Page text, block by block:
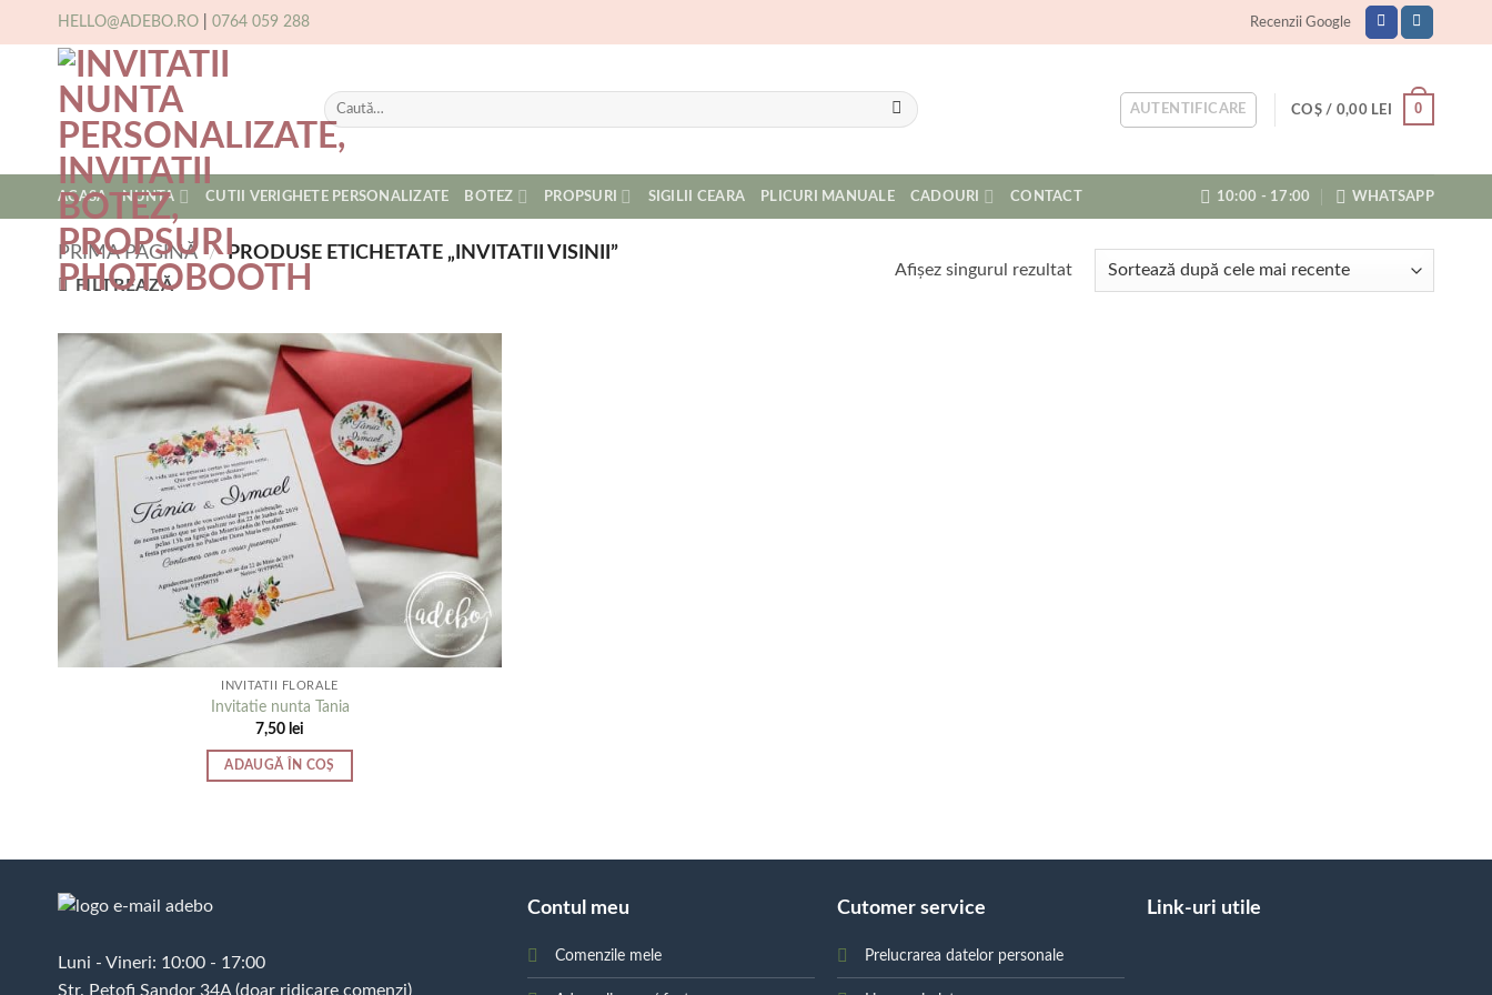
content
HELLO@ADEBO.RO 0764 059 288 Recenzii Google
Caută
după:
AUTENTIFICARE COȘ / 0,00 LEI 0
ACASA NUNTA CUTII VERIGHETE PERSONALIZATE BOTEZ PROPSURI SIGILII CEARA PLICURI MANUALE CADOURI CONTACT 10:00 - 17:00 WHATSAPP
PRIMA PAGINĂ / PRODUSE ETICHETATE „INVITATII VISINII”
FILTREAZĂ
Afișez singurul rezultat
INVITATII FLORALE
Invitatie nunta Tania
7,50 lei
ADAUGĂ ÎN COȘ
Luni - Vineri: 10:00 - 17:00
Str. Petofi Sandor 34A (doar ridicare comenzi)
Contul meu
Comenzile mele
Cutomer service
Prelucrarea datelor personale
Link-uri utile